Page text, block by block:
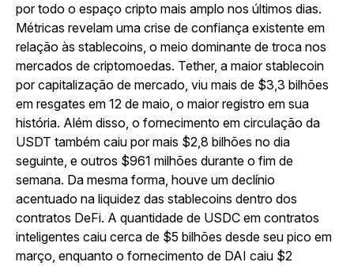
por todo o espaço cripto mais amplo nos últimos dias.
Métricas revelam uma crise de confiança existente em
relação às stablecoins, o meio dominante de troca nos
mercados de criptomoedas. Tether, a maior stablecoin
por capitalização de mercado, viu mais de $3,3 bilhões
em resgates em 12 de maio, o maior registro em sua
história. Além disso, o fornecimento em circulação da
USDT também caiu por mais $2,8 bilhões no dia
seguinte, e outros $961 milhões durante o fim de
semana. Da mesma forma, houve um declínio
acentuado na liquidez das stablecoins dentro dos
contratos DeFi. A quantidade de USDC em contratos
inteligentes caiu cerca de $5 bilhões desde seu pico em
março, enquanto o fornecimento de DAI caiu $2